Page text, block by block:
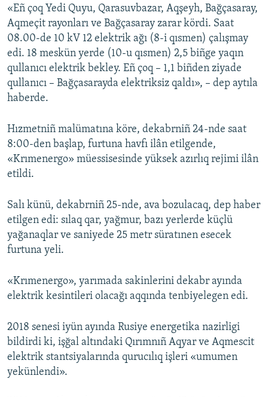
«Eñ çoq Yedi Quyu, Qarasuvbazar, Aqşeyh, Bağçasaray,
Aqmeçit rayonları ve Bağçasaray zarar kördi. Saat
08.00-de 10 kV 12 elektrik ağı (8-i qısmen) çalışmay
edi. 18 meskün yerde (10-u qısmen) 2,5 biñge yaqın
qullanıcı elektrik bekley. Eñ çoq – 1,1 biñden ziyade
qullanıcı – Bağçasarayda elektriksiz qaldı», – dep aytıla
haberde.
Hızmetniñ malümatına köre, dekabrniñ 24-nde saat
8:00-den başlap, furtuna havfı ilân etilgende,
«Krımenergo» müessisesinde yüksek azırlıq rejimi ilân
etildi.
Salı künü, dekabrniñ 25-nde, ava bozulacaq, dep haber
etilgen edi: sılaq qar, yağmur, bazı yerlerde küçlü
yağanaqlar ve saniyede 25 metr süratınen esecek
furtuna yeli.
«Krımenergo», yarımada sakinlerini dekabr ayında
elektrik kesintileri olacağı aqqında tenbiyelegen edi.
2018 senesi iyün ayında Rusiye energetika nazirligi
bildirdi ki, işğal altındaki Qırımnıñ Aqyar ve Aqmescit
elektrik stantsiyalarında qurucılıq işleri «umumen
yekünlendi».